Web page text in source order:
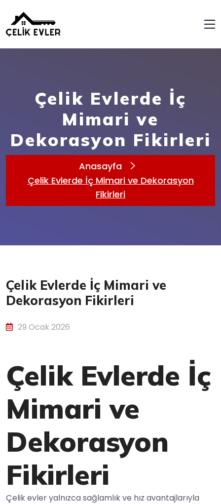
Çelik Evlerde İç
Mimari ve
Dekorasyon Fikirleri
Anasayfa
Çelik Evlerde İç Mimari ve Dekorasyon
Fikirleri
Çelik Evlerde İç Mimari ve
Dekorasyon Fikirleri
29 Ocak 2026
Çelik Evlerde İç
Mimari ve
Dekorasyon
Fikirleri
Çelik evler yalnızca sağlamlık ve hız avantajlarıyla